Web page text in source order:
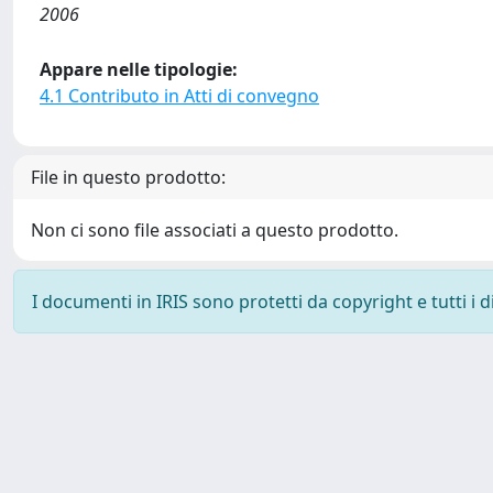
2006
Appare nelle tipologie:
4.1 Contributo in Atti di convegno
File in questo prodotto:
Non ci sono file associati a questo prodotto.
I documenti in IRIS sono protetti da copyright e tutti i